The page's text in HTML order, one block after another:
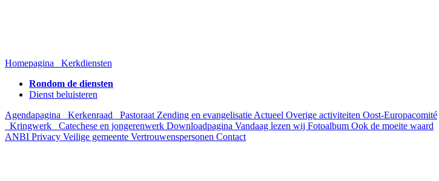
Homepagina
Kerkdiensten
Rondom de diensten
Dienst beluisteren
Agendapagina
Kerkenraad Pastoraat Zending en evangelisatie Actueel Overige activiteiten Oost-Europacomité
Kringwerk
Catechese en jongerenwerk Downloadpagina Vandaag lezen wij Fotoalbum Ook de moeite waard
ANBI Privacy Veilige gemeente Vertrouwenspersonen Contact